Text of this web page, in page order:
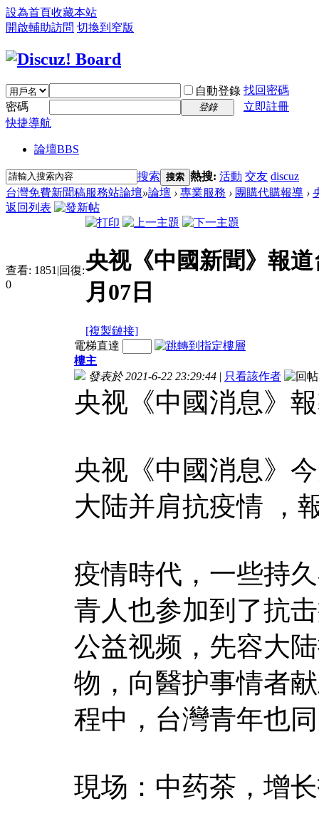
設為首頁收藏本站
開啟輔助訪問 切換到窄版
自動登錄 找回密碼
密碼
登錄
立即註冊
快捷導航
論壇BBS
搜索 搜索 熱搜: 活動 交友 discuz
台灣免費新聞稿服務站論壇»論壇 › 專業服務 › 團購代購報導 ›
返回列表
查看: 1851 |回復:
0
央视《中國新聞》報
月07日
[複製鏈接]
電梯直達
樓主
發表於 2021-6-22 23:29:44 | 只看該作者
央视《中國消息》
央视《中國消息》
大陆并肩抗疫情 ，
疫情時代，一些持
青人也参加到了抗
公益视频，先容大
物，向醫护事情者
程中，台灣青年也
現场：中药茶，增